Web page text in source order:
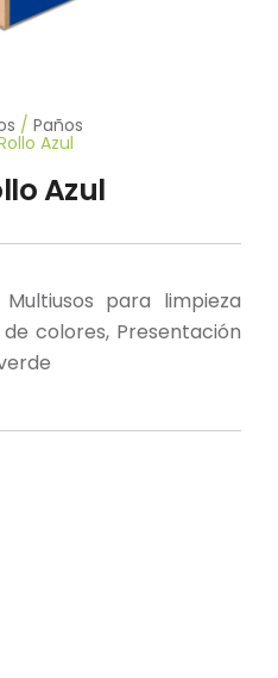
/Paños
Azul
Azul
para limpieza
colores, Presentación